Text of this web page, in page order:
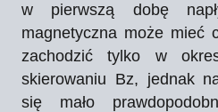
w pierwszą dobę
magnetyczna może mieć
zachodzić tylko w
skierowaniu Bz, jednak
się mało